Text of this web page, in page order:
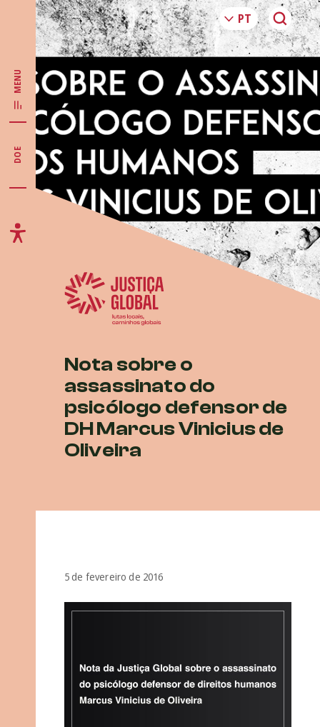
MENU
DOE
Nota sobre o
assassinato do
psicólogo defensor de
DH Marcus Vinicius de
Oliveira
5 de fevereiro de 2016